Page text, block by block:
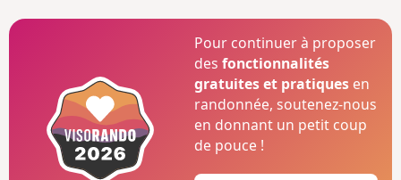
Pour continuer à proposer
desfonctionnalités
gratuites et pratiques en
randonnée, soutenez-nous
en donnant un petit coup
de pouce !